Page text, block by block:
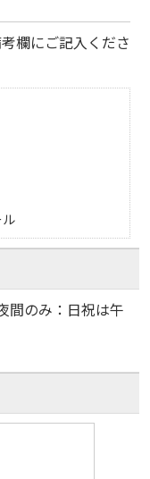
欄にご記入くださ
間のみ：日祝は午